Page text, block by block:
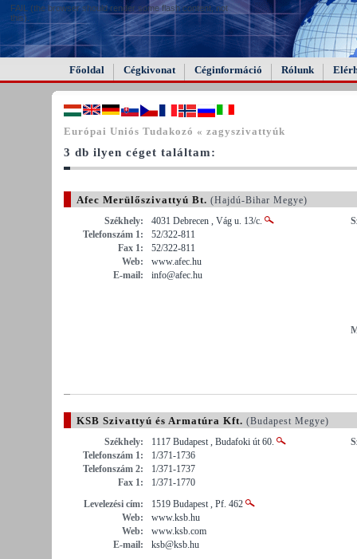
FAIL (the browser should render some flash content, not
this).
Főoldal Cégkivonat Céginformáció Rólunk
Európai Uniós Tudakozó « zagyszivattyúk
3 db ilyen céget találtam:
Afec Merülőszivattyú Bt. (Hajdú-Bihar Megye)
Székhely:
4031 Debrecen , Vág u. 13/c.
Telefonszám 1:
52/322-811
Fax 1:
52/322-811
Web:
www.afec.hu
E-mail:
info@afec.hu
KSB Szivattyú és Armatúra Kft. (Budapest Megye)
Székhely:
1117 Budapest , Budafoki út 60.
Telefonszám 1:
1/371-1736
Telefonszám 2:
1/371-1737
Fax 1:
1/371-1770
Levelezési cím:
1519 Budapest , Pf. 462
Web:
www.ksb.hu
Web:
www.ksb.com
E-mail:
ksb@ksb.hu